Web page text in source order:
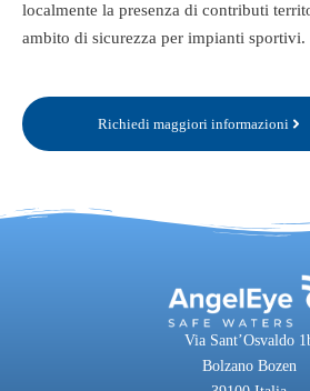
localmente la presenza di contributi
ambito di sicurezza per impianti sportivi.
Richiedi maggiori informazioni
Via Sant’Osvaldo
Bolzano Bozen